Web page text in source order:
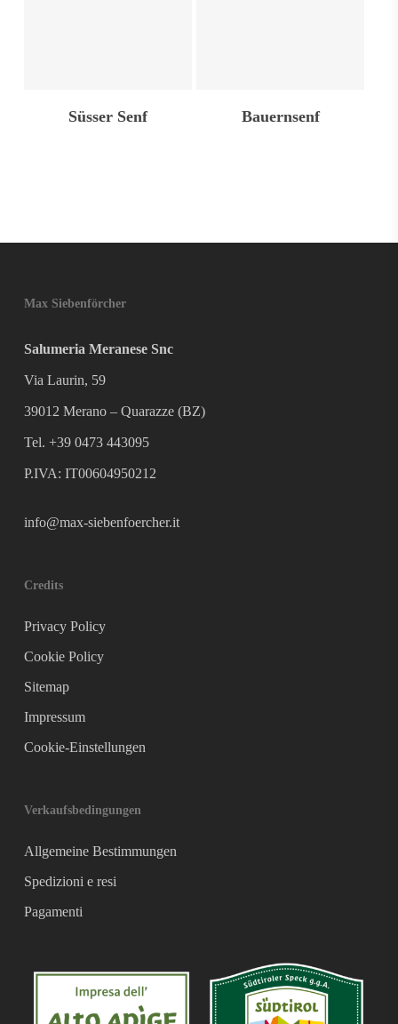
Süsser Senf Bauernsenf
Max Siebenförcher
Salumeria Meranese Snc
Via Laurin, 59
39012 Merano – Quarazze (BZ)
Tel. +39 0473 443095
P.IVA: IT00604950212
info@max-siebenfoercher.it
Credits
Privacy Policy
Cookie Policy
Sitemap
Impressum
Cookie-Einstellungen
Verkaufsbedingungen
Allgemeine Bestimmungen
Spedizioni e resi
Pagamenti